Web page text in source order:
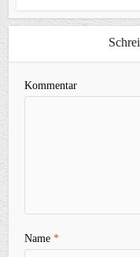
Kommentar
Name*